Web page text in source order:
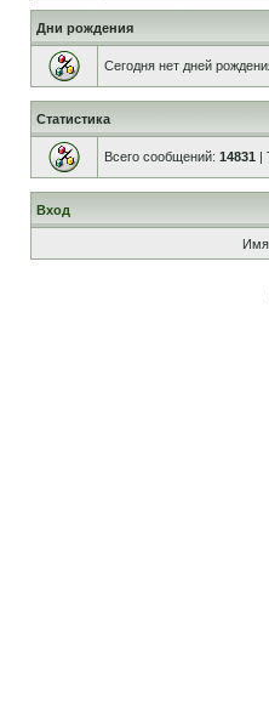
Дни рождения
Сегодня нет дней
Статистика
Всего сообщений: 14831 |
Вход
Имя